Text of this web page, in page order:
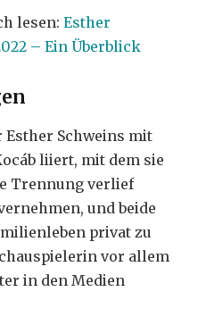
lesen: Esther
– Ein Überblick
Esther Schweins mit
liiert, mit dem sie
Trennung verlief
und beide
privat zu
vor allem
in den Medien